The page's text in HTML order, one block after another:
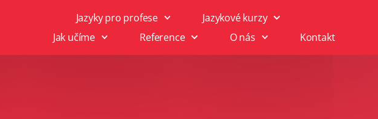
Jazyky pro profese
Jazykové kurzy
Jak učíme
Reference O nás Kontakt